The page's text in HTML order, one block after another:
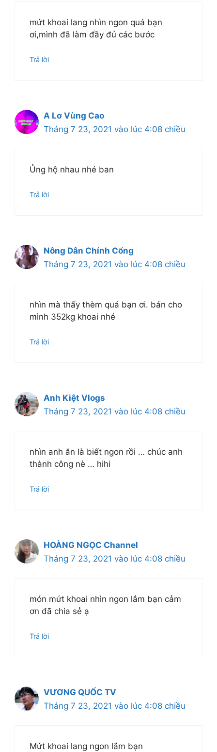
mứt khoai lang nhìn ngon quá bạn
ơi,mình đã làm đầy đủ các bước
Trả lời
A Lơ Vùng Cao
Tháng 7 23, 2021 vào lúc 4:08 chiều
Ủng hộ nhau nhé ban
Trả lời
Nông Dân Chính Cống
Tháng 7 23, 2021 vào lúc 4:08 chiều
nhìn mà thấy thèm quá bạn ơi. bán cho
mình 352kg khoai nhé
Trả lời
Anh Kiệt Vlogs
Tháng 7 23, 2021 vào lúc 4:08 chiều
nhìn anh ăn là biết ngon rồi … chúc anh
thành công nè … hihi
Trả lời
HOÀNG NGỌC Channel
Tháng 7 23, 2021 vào lúc 4:08 chiều
món mứt khoai nhìn ngon lắm bạn cảm
ơn đã chia sẻ ạ
Trả lời
VƯƠNG QUỐC TV
Tháng 7 23, 2021 vào lúc 4:08 chiều
Mứt khoai lang ngon lắm bạn